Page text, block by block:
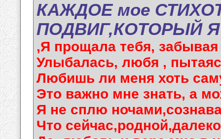
КАЖДОЕ мое
ПОДВИГ,КОТОРЫЙ
,Я прощала тебя, забывая
Улыбалась, любя ,
Любишь ли меня хоть
Это важно мне знать, а
Я не сплю
Что